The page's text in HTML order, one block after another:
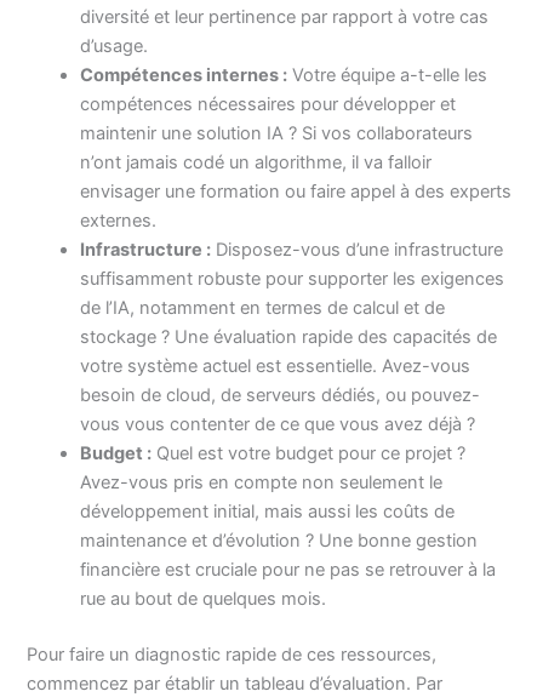
diversité et leur pertinence par rapport à votre cas
d’usage.
Compétences internes : Votre équipe a-t-elle les
compétences nécessaires pour développer et
maintenir une solution IA ? Si vos collaborateurs
n’ont jamais codé un algorithme, il va falloir
envisager une formation ou faire appel à des experts
externes.
Infrastructure : Disposez-vous d’une infrastructure
suffisamment robuste pour supporter les exigences
de l’IA, notamment en termes de calcul et de
stockage ? Une évaluation rapide des capacités de
votre système actuel est essentielle. Avez-vous
besoin de cloud, de serveurs dédiés, ou pouvez-
vous vous contenter de ce que vous avez déjà ?
Budget : Quel est votre budget pour ce projet ?
Avez-vous pris en compte non seulement le
développement initial, mais aussi les coûts de
maintenance et d’évolution ? Une bonne gestion
financière est cruciale pour ne pas se retrouver à la
rue au bout de quelques mois.
Pour faire un diagnostic rapide de ces ressources,
commencez par établir un tableau d’évaluation. Par